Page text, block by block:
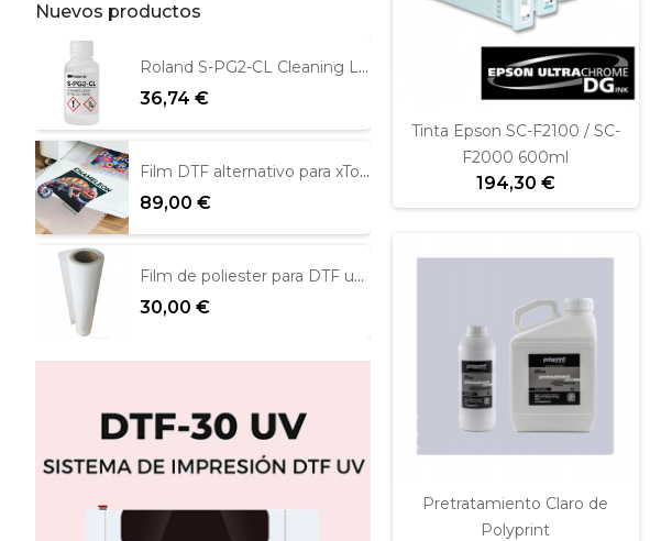
Nuevos productos
Roland S-PG2-CL Cleaning Liquid 100ml
36,74 €
Film DTF alternativo para xTool Apparel 39cm x 100m
89,00 €
Film de poliester para DTF una cara mate
30,00 €
Tinta Epson SC-F2100 / SC-
F2000 600ml
194,30 €
Pretratamiento Claro de
Polyprint